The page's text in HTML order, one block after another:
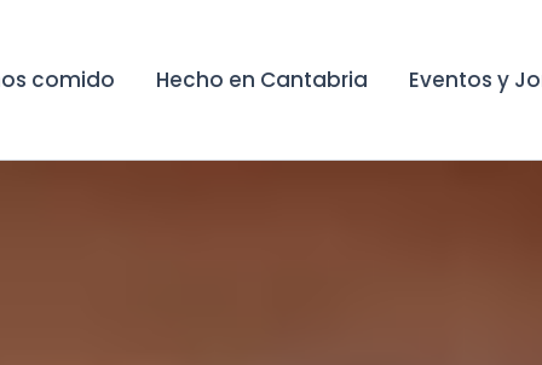
comido Hecho en Cantabria Eventos y